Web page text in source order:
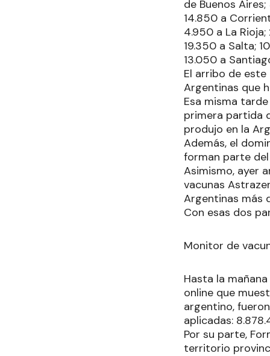
de Buenos
14.850 a
4.950 a La
19.350 a Salta;
13.050 a
El arribo de este
Argentinas que
Esa misma
primera partida
produjo en la
Además, el
forman parte del
Asimismo, ayer
vacunas
Argentinas más
Con esas dos
Monitor de
Hasta la
online que
argentino,
aplicadas:
Por su parte,
territorio